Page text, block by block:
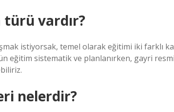
vardır?
istiyorsak, temel olarak eğitimi iki farklı
eğitim sistematik ve planlanırken, gayri
nelerdir?